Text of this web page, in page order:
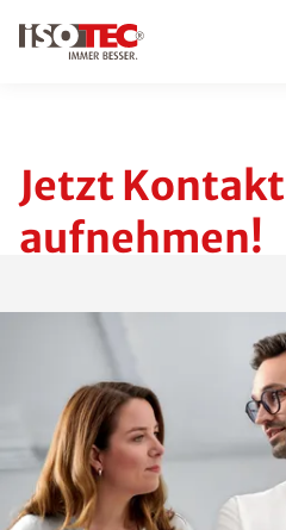
Jetzt Kontakt
aufnehmen!